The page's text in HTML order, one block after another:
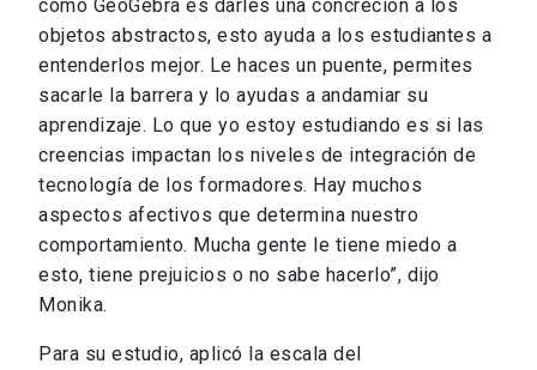
como GeoGebra es darles una concreción a los
objetos abstractos, esto ayuda a los estudiantes a
entenderlos mejor. Le haces un puente, permites
sacarle la barrera y lo ayudas a andamiar su
aprendizaje. Lo que yo estoy estudiando es si las
creencias impactan los niveles de integración de
tecnología de los formadores. Hay muchos
aspectos afectivos que determina nuestro
comportamiento. Mucha gente le tiene miedo a
esto, tiene prejuicios o no sabe hacerlo”, dijo
Monika.
Para su estudio, aplicó la escala del